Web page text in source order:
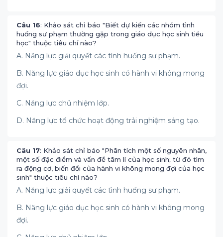
Câu 16: Khảo sát chỉ báo "Biết dự kiến các nhóm tình
huống sư phạm thường gặp trong giáo dục học sinh tiểu
học" thuộc tiêu chí nào?
A. Năng lực giải quyết các tình huống sư phạm.
B. Năng lực giáo dục học sinh có hành vi không mong
đợi.
C. Năng lực chủ nhiệm lớp.
D. Năng lực tổ chức hoạt động trải nghiệm sáng tạo.
Câu 17: Khảo sát chỉ báo "Phân tích một số nguyên nhân,
một số đặc điểm và vấn đề tâm lí của học sinh; từ đó tìm
ra động cơ, biến đổi của hành vi không mong đợi của học
sinh" thuộc tiêu chí nào?
A. Năng lực giải quyết các tình huống sư phạm.
B. Năng lực giáo dục học sinh có hành vi không mong
đợi.